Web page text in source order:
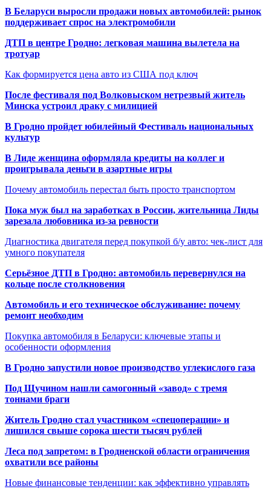
В Беларуси выросли продажи новых автомобилей: рынок
поддерживает спрос на электромобили
ДТП в центре Гродно: легковая машина вылетела на
тротуар
Как формируется цена авто из США под ключ
После фестиваля под Волковыском нетрезвый житель
Минска устроил драку с милицией
В Гродно пройдет юбилейный Фестиваль национальных
культур
В Лиде женщина оформляла кредиты на коллег и
проигрывала деньги в азартные игры
Почему автомобиль перестал быть просто транспортом
Пока муж был на заработках в России, жительница Лиды
зарезала любовника из-за ревности
Диагностика двигателя перед покупкой б/у авто: чек-лист для
умного покупателя
Серьёзное ДТП в Гродно: автомобиль перевернулся на
кольце после столкновения
Автомобиль и его техническое обслуживание: почему
ремонт необходим
Покупка автомобиля в Беларуси: ключевые этапы и
особенности оформления
В Гродно запустили новое производство углекислого газа
Под Щучином нашли самогонный «завод» с тремя
тоннами браги
Житель Гродно стал участником «спецоперации» и
лишился свыше сорока шести тысяч рублей
Леса под запретом: в Гродненской области ограничения
охватили все районы
Новые финансовые тенденции: как эффективно управлять